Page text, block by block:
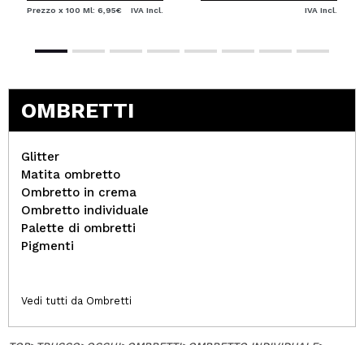
Prezzo x 100 Ml: 6,95€ IVA Incl. IVA Incl.
OMBRETTI
Glitter
Matita ombretto
Ombretto in crema
Ombretto individuale
Palette di ombretti
Pigmenti
Vedi tutti da Ombretti